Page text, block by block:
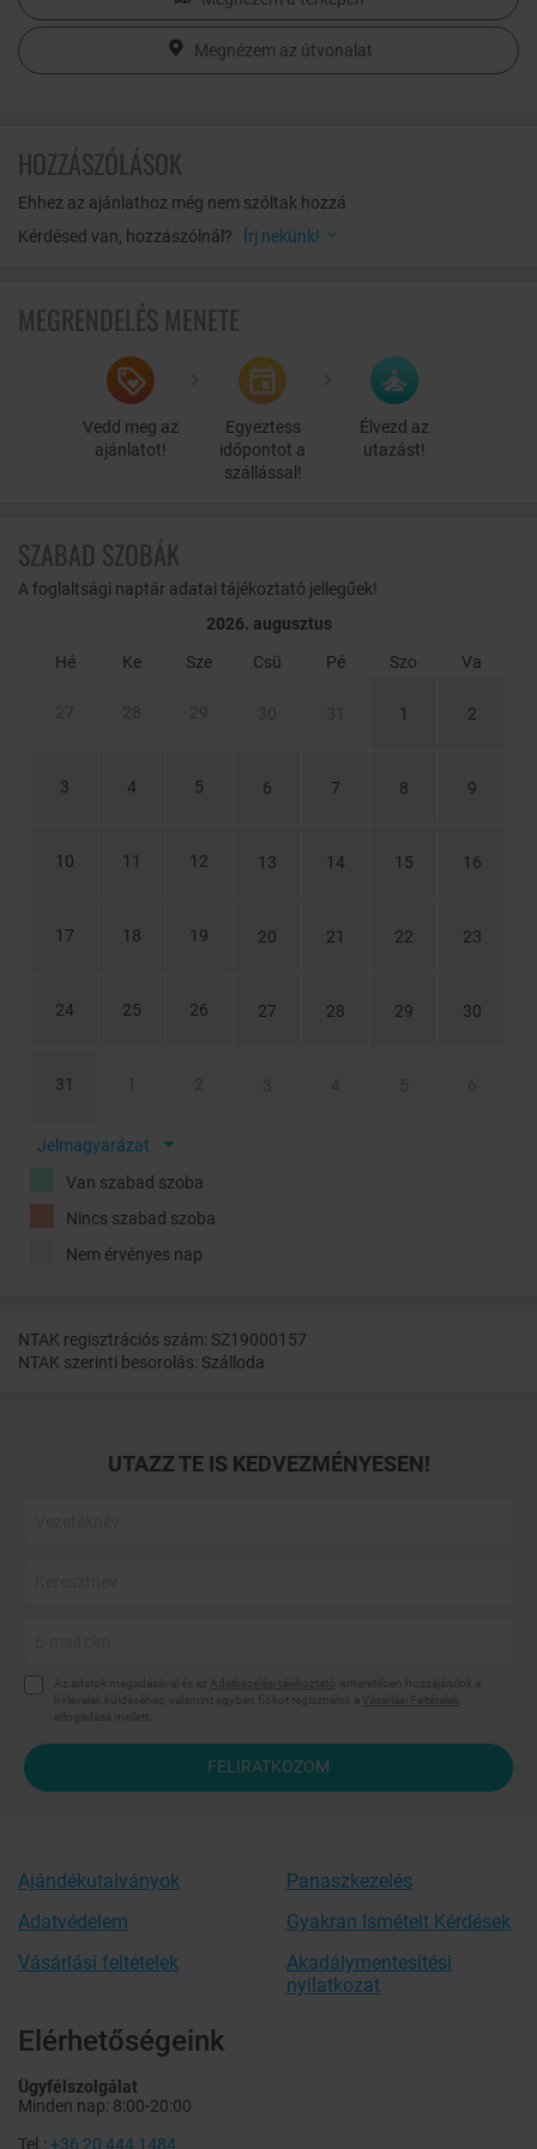
sportolni vágyó vendégünk részére! Válassza a 25 méter hosszú
úszómedencét, mely tökéletes az aktív kikapcsolódásra, vagy
kényeztesse magát az óriás pezsgőmedencében. Gyermekeknek
közérzet megteremtésére.
Az Abacus Bowling Bárban a bowling mellett csocsó, darts és
billiárd nyújt szórakozási lehetőségeket kicsiknek és nagyoknak
egyaránt.
Megnézem az útvonalat
HOZZÁSZÓLÁSOK
Ehhez az ajánlathoz még nem szóltak hozzá
Kérdésed van, hozzászólnál?
Írj nekünk!
MEGRENDELÉS MENETE
Vedd meg az
ajánlatot!
Egyeztess
időpontot a
szállással!
Élvezd az
utazást!
SZABAD SZOBÁK
A foglaltsági naptár adatai tájékoztató jellegűek!
2026. augusztus
Hé
Ke Sze Csü Pé Szo Va
1 2
3 4 5 6 7 8 9
10 11 12 13 14 15 16
17 18 19 20 21 22 23
24 25 26 27 28 29 30
31
Jelmagyarázat
Van szabad szoba
Nincs szabad szoba
Nem érvényes nap
NTAK regisztrációs szám: SZ19000157
NTAK szerinti besorolás: Szálloda
UTAZZ TE IS KEDVEZMÉNYESEN!
FELIRATKOZOM
Ajándékutalványok
Adatvédelem
Vásárlási feltételek
Panaszkezelés
Gyakran Ismételt Kérdések
Akadálymentesítési
nyilatkozat
Elérhetőségeink
Ügyfélszolgálat
Minden nap: 8:00-20:00
Tel.: +36 20 444 1484